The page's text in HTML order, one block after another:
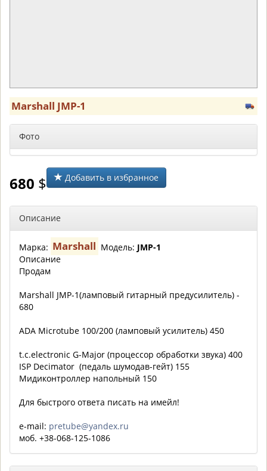
Marshall JMP-1
Фото
680 $ Добавить в избранное
Описание
Марка: Marshall Модель: JMP-1
Описание
Продам
Marshall JMP-1(ламповый гитарный предусилитель) -
680
ADA Microtube 100/200 (ламповый усилитель) 450
t.c.electronic G-Major (процессор обработки звука) 400
ISP Decimator (педаль шумодав-гейт) 155
Мидиконтроллер напольный 150
Для быстрого ответа писать на имейл!
e-mail: pretube@yandex.ru
моб. +38-068-125-1086